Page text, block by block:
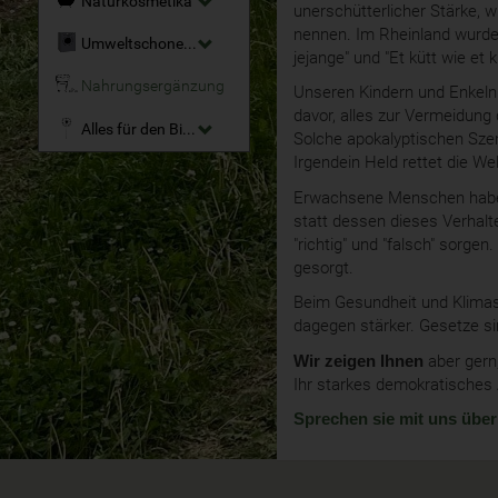
Umweltschonende Reinigungsmittel
Nahrungsergänzung
Alles für den Bio-Garten
unerschütterlicher Stärke,
nennen. Im Rheinland
jejange" und "Et kütt wie et
Unseren Kindern und
davor, alles zur
Solche apokalyptischen
Irgendein Held rettet die
Erwachsene Menschen
statt dessen dieses
"richtig" und "falsch"
gesorgt.
Beim Gesundheit und
dagegen stärker. Gesetze
Wir zeigen Ihnen aber
Ihr starkes
Sprechen sie mit uns